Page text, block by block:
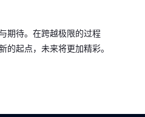
期待。在跨越极限的过程
起点，未来将更加精彩。